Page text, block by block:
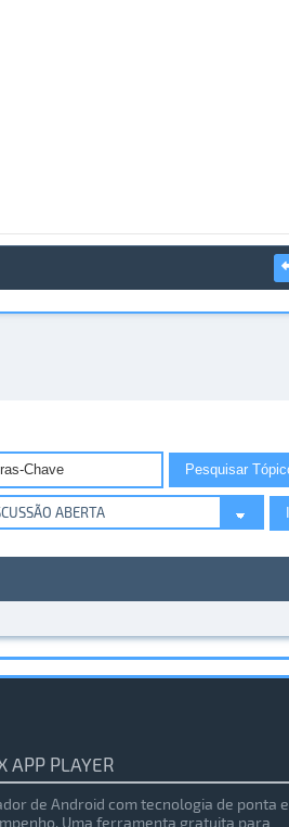
APP PLAYER
de Android com tecnologia de ponta e
Uma ferramenta gratuita para